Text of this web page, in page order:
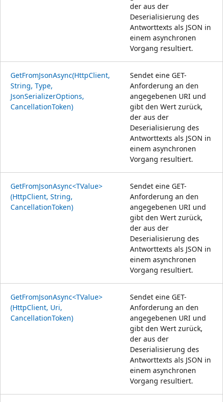
der aus der
Deserialisierung des
Antworttexts als JSON in
einem asynchronen
Vorgang resultiert.
GetFromJsonAsync(HttpClient,
String, Type,
JsonSerializerOptions,
CancellationToken)
Sendet eine GET-
Anforderung an den
angegebenen URI und
gibt den Wert zurück,
der aus der
Deserialisierung des
Antworttexts als JSON in
einem asynchronen
Vorgang resultiert.
GetFromJsonAsync<TValue>
(HttpClient, String,
CancellationToken)
Sendet eine GET-
Anforderung an den
angegebenen URI und
gibt den Wert zurück,
der aus der
Deserialisierung des
Antworttexts als JSON in
einem asynchronen
Vorgang resultiert.
GetFromJsonAsync<TValue>
(HttpClient, Uri,
CancellationToken)
Sendet eine GET-
Anforderung an den
angegebenen URI und
gibt den Wert zurück,
der aus der
Deserialisierung des
Antworttexts als JSON in
einem asynchronen
Vorgang resultiert.